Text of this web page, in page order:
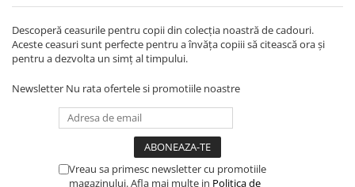
Descoperă ceasurile pentru copii din colecția noastră de cadouri.
Aceste ceasuri sunt perfecte pentru a învăța copiii să citească ora și
pentru a dezvolta un simț al timpului.
Newsletter Nu rata ofertele si promotiile noastre
Vreau sa primesc newsletter cu promotiile
magazinului. Afla mai multe in Politica de